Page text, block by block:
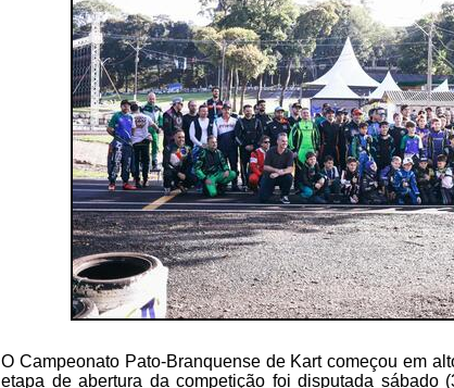
O Campeonato Pato-Branquense de Kart começou em
etapa de abertura da competição foi disputada sábado